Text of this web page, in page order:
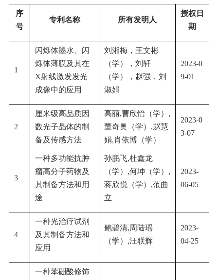
序
号
专利名称 所有发明人
授权日
期
1
闪烁体墨水、闪
烁体薄膜及其在
X射线激发发光
成像中的应用
刘湘梅，王文彬
（学），刘轩
（学），赵强，刘
淑娟
2023-0
9-01
2
厘米级高品质因
数光子晶体的制
备及传感方法
高丽,曹欣怡（学） ,
董奇奥（学） ,赵慧
娟,肖依博（学）
2023-0
3-07
3
一种多功能抗肿
瘤高分子药物及
其制备方法和用
途
孙鹏飞,杜鑫龙
（学） ,何坤（学） ,
蒋欣悦（学） ,范曲
立
2023-
06-05
4
一种光治疗试剂
及其制备方法和
应用
鲍碧清,周陆瑶
（学） ,汪联辉
2023-
04-25
一种苯硼酸修饰